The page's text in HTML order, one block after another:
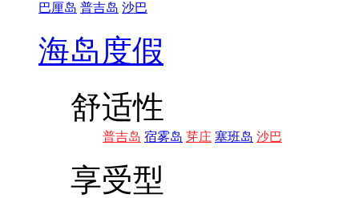
巴厘岛 普吉岛 沙巴
海岛度假
舒适性
普吉岛 宿雾岛 芽庄 塞班岛 沙巴
享受型